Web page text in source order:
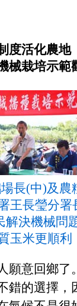
度活化農地
械栽培示
場長(中)及農
王長瑩分署
解決機械問
玉米更順利
願意回鄉了
錯的選擇，